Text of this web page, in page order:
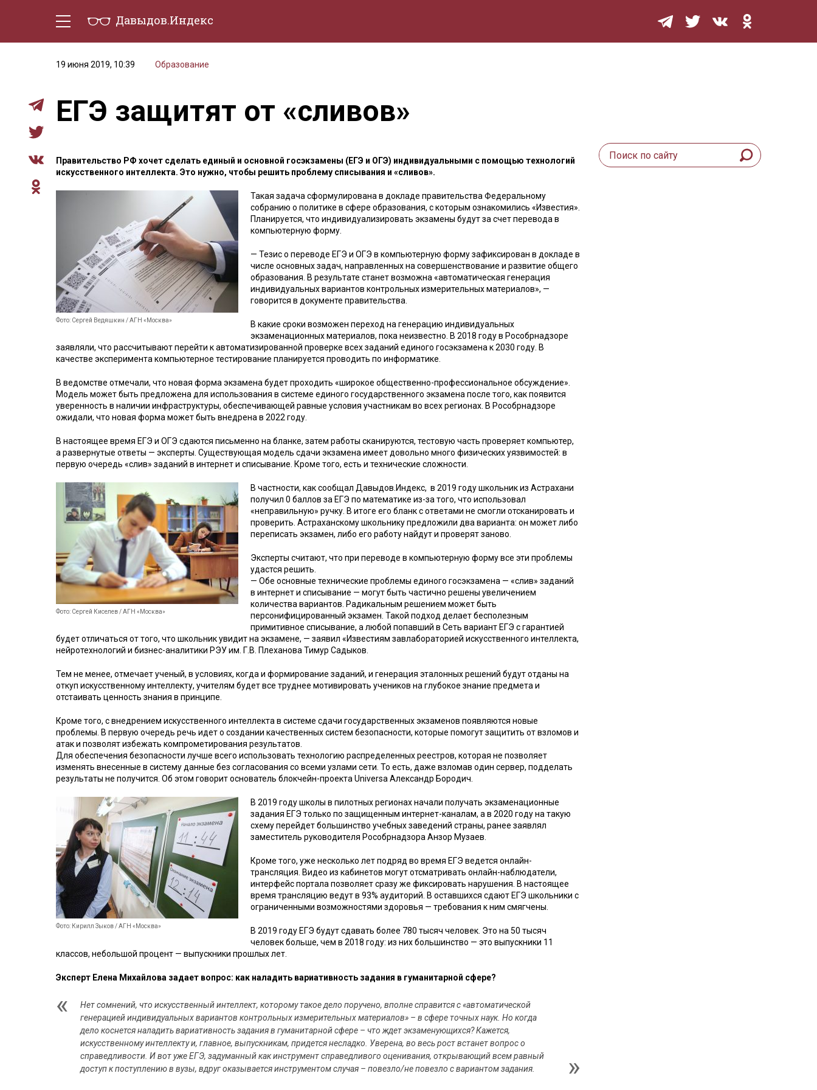
Давыдов.Индекс
19 июня 2019, 10:39
Образование
ЕГЭ защитят от «сливов»
Правительство РФ хочет сделать единый и основной госэкзамены (ЕГЭ и ОГЭ) индивидуальными с помощью технологий
искусственного интеллекта. Это нужно, чтобы решить проблему списывания и «сливов».
Фото: Сергей Ведяшкин / АГН «Москва»
Такая задача сформулирована в докладе правительства Федеральному
собранию о политике в сфере образования, с которым ознакомились «Известия».
Планируется, что индивидуализировать экзамены будут за счет перевода в
компьютерную форму.
— Тезис о переводе ЕГЭ и ОГЭ в компьютерную форму зафиксирован в докладе в
числе основных задач, направленных на совершенствование и развитие общего
образования. В результате станет возможна «автоматическая генерация
индивидуальных вариантов контрольных измерительных материалов», —
говорится в документе правительства.
В какие сроки возможен переход на генерацию индивидуальных
экзаменационных материалов, пока неизвестно. В 2018 году в Рособрнадзоре
заявляли, что рассчитывают перейти к автоматизированной проверке всех заданий единого госэкзамена к 2030 году. В
качестве эксперимента компьютерное тестирование планируется проводить по информатике.
В ведомстве отмечали, что новая форма экзамена будет проходить «широкое общественно-профессиональное обсуждение».
Модель может быть предложена для использования в системе единого государственного экзамена после того, как появится
уверенность в наличии инфраструктуры, обеспечивающей равные условия участникам во всех регионах. В Рособрнадзоре
ожидали, что новая форма может быть внедрена в 2022 году.
В настоящее время ЕГЭ и ОГЭ сдаются письменно на бланке, затем работы сканируются, тестовую часть проверяет компьютер,
а развернутые ответы — эксперты. Существующая модель сдачи экзамена имеет довольно много физических уязвимостей: в
первую очередь «слив» заданий в интернет и списывание. Кроме того, есть и технические сложности.
Фото: Сергей Киселев / АГН «Москва»
В частности, как сообщал Давыдов.Индекс, в 2019 году школьник из Астрахани
получил 0 баллов за ЕГЭ по математике из-за того, что использовал
«неправильную» ручку. В итоге его бланк с ответами не смогли отсканировать и
проверить. Астраханскому школьнику предложили два варианта: он может либо
переписать экзамен, либо его работу найдут и проверят заново.
Эксперты считают, что при переводе в компьютерную форму все эти проблемы
удастся решить.
— Обе основные технические проблемы единого госэкзамена — «слив» заданий
в интернет и списывание — могут быть частично решены увеличением
количества вариантов. Радикальным решением может быть
персонифицированный экзамен. Такой подход делает бесполезным
примитивное списывание, а любой попавший в Сеть вариант ЕГЭ с гарантией
будет отличаться от того, что школьник увидит на экзамене, — заявил «Известиям завлабораторией искусственного интеллекта,
нейротехнологий и бизнес-аналитики РЭУ им. Г.В. Плеханова Тимур Садыков.
Тем не менее, отмечает ученый, в условиях, когда и формирование заданий, и генерация эталонных решений будут отданы на
откуп искусственному интеллекту, учителям будет все труднее мотивировать учеников на глубокое знание предмета и
отстаивать ценность знания в принципе.
Кроме того, с внедрением искусственного интеллекта в системе сдачи государственных экзаменов появляются новые
проблемы. В первую очередь речь идет о создании качественных систем безопасности, которые помогут защитить от взломов и
атак и позволят избежать компрометирования результатов.
Для обеспечения безопасности лучше всего использовать технологию распределенных реестров, которая не позволяет
изменять внесенные в систему данные без согласования со всеми узлами сети. То есть, даже взломав один сервер, подделать
результаты не получится. Об этом говорит основатель блокчейн-проекта Universa Александр Бородич.
Фото: Кирилл Зыков / АГН «Москва»
В 2019 году школы в пилотных регионах начали получать экзаменационные
задания ЕГЭ только по защищенным интернет-каналам, а в 2020 году на такую
схему перейдет большинство учебных заведений страны, ранее заявлял
заместитель руководителя Рособрнадзора Анзор Музаев.
Кроме того, уже несколько лет подряд во время ЕГЭ ведется онлайн-
трансляция. Видео из кабинетов могут отсматривать онлайн-наблюдатели,
интерфейс портала позволяет сразу же фиксировать нарушения. В настоящее
время трансляцию ведут в 93% аудиторий. В оставшихся сдают ЕГЭ школьники с
ограниченными возможностями здоровья — требования к ним смягчены.
В 2019 году ЕГЭ будут сдавать более 780 тысяч человек. Это на 50 тысяч
человек больше, чем в 2018 году: из них большинство — это выпускники 11
классов, небольшой процент — выпускники прошлых лет.
Эксперт Елена Михайлова задает вопрос: как наладить вариативность задания в гуманитарной сфере?
Нет сомнений, что искусственный интеллект, которому такое дело поручено, вполне справится с «автоматической
генерацией индивидуальных вариантов контрольных измерительных материалов» – в сфере точных наук. Но когда
дело коснется наладить вариативность задания в гуманитарной сфере – что ждет экзаменующихся? Кажется,
искусственному интеллекту и, главное, выпускникам, придется несладко. Уверена, во весь рост встанет вопрос о
справедливости. И вот уже ЕГЭ, задуманный как инструмент справедливого оценивания, открывающий всем равный
доступ к поступлению в вузы, вдруг оказывается инструментом случая – повезло/не повезло с вариантом задания.